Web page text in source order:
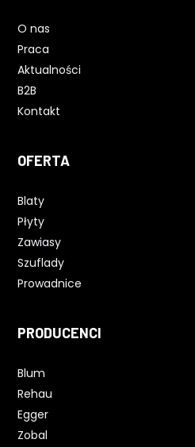
O nas
Praca
Aktualności
B2B
Kontakt
OFERTA
Blaty
Płyty
Zawiasy
Szuflady
Prowadnice
PRODUCENCI
Blum
Rehau
Egger
Zobal